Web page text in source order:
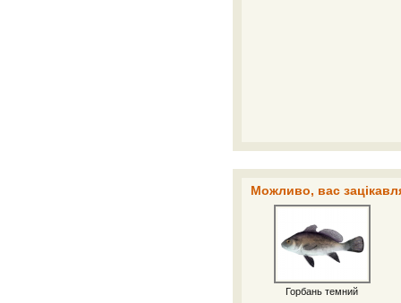
Можливо, вас
Горбань темний